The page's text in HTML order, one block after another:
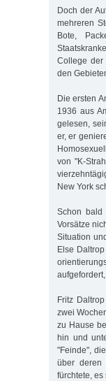
Doch der
mehreren
Bote,
College der
den
Die ersten
1936 aus
gelesen,
er, er
von "K-
New York
Schon
Vorsätze
Situation
Else
Fritz
zwei
zu Hause
hin und
"Feinde",
über deren
fürchtete, es